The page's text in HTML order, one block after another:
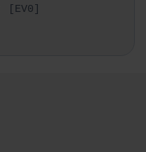
[EV0]